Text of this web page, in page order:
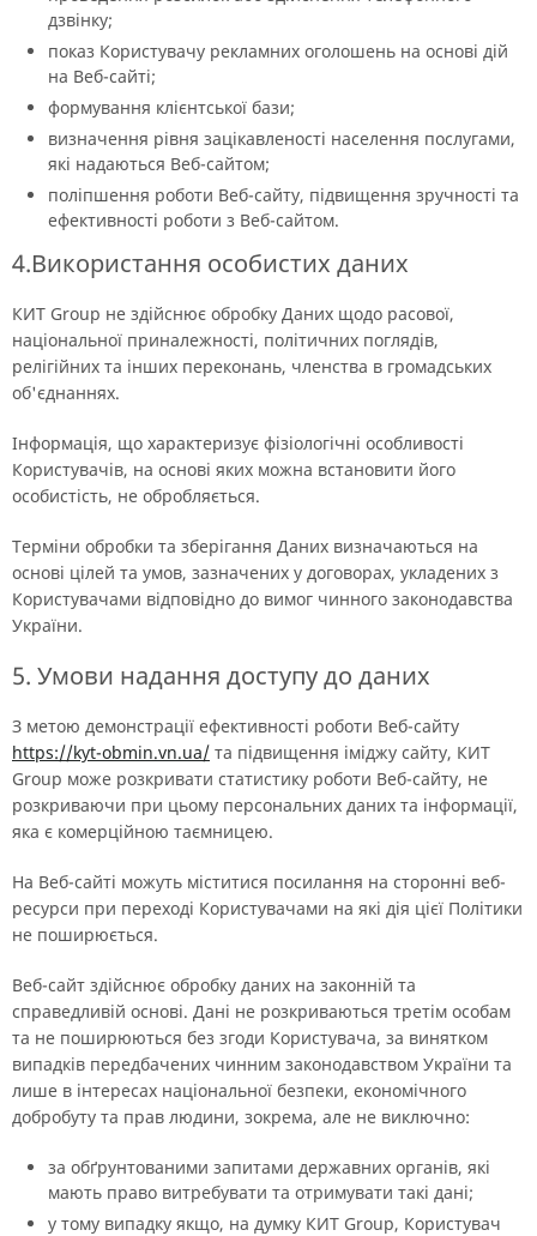
дзвінку;
показ Користувачу рекламних оголошень на основі дій
на Веб-сайті;
формування клієнтської бази;
визначення рівня зацікавленості населення послугами,
які надаються Веб-сайтом;
поліпшення роботи Веб-сайту, підвищення зручності та
ефективності роботи з Веб-сайтом.
4.Використання особистих даних
КИТ Group не здійснює обробку Даних щодо расової,
національної приналежності, політичних поглядів,
релігійних та інших переконань, членства в громадських
об'єднаннях.
Інформація, що характеризує фізіологічні особливості
Користувачів, на основі яких можна встановити його
особистість, не обробляється.
Терміни обробки та зберігання Даних визначаються на
основі цілей та умов, зазначених у договорах, укладених з
Користувачами відповідно до вимог чинного законодавства
України.
5. Умови надання доступу до даних
З метою демонстрації ефективності роботи Веб-сайту
https://kyt-obmin.vn.ua/ та підвищення іміджу сайту, КИТ
Group може розкривати статистику роботи Веб-сайту, не
розкриваючи при цьому персональних даних та інформації,
яка є комерційною таємницею.
На Веб-сайті можуть міститися посилання на сторонні веб-
ресурси при переході Користувачами на які дія цієї Політики
не поширюється.
Веб-сайт здійснює обробку даних на законній та
справедливій основі. Дані не розкриваються третім особам
та не поширюються без згоди Користувача, за винятком
випадків передбачених чинним законодавством України та
лише в інтересах національної безпеки, економічного
добробуту та прав людини, зокрема, але не виключно:
за обґрунтованими запитами державних органів, які
мають право витребувати та отримувати такі дані;
у тому випадку якщо, на думку КИТ Group, Користувач